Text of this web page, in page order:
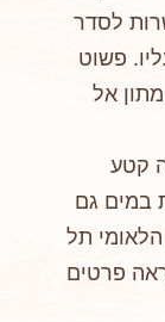
לסדר
פשוט
אל
קטע
במים גם
תל
פרטים